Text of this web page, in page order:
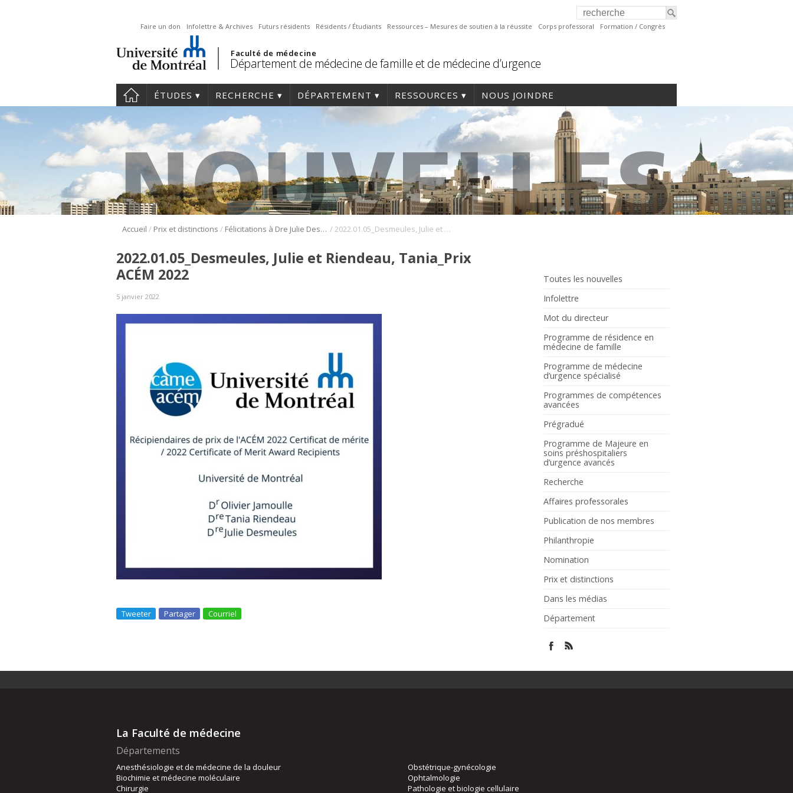
Faire un don Infolettre & Archives Futurs résidents Résidents / Étudiants Ressources – Mesures de soutien à la réussite Corps professoral Formation / Congrès
Faculté de médecine
Département de médecine de famille et de médecine d’urgence
ÉTUDES RECHERCHE DÉPARTEMENT RESSOURCES NOUS JOINDRE
Accueil / Prix et distinctions / Félicitations à Dre Julie Desmeules et Dre Tania Riendeau, lauréates d’un Certificat de mérite de l’ACÉM 2022 pour leur engagement envers l’éducation médicale / 2022.01.05_Desmeules, Julie et Riendeau, Tania_Prix ACÉM 2022
Toutes les nouvelles
Infolettre
Mot du directeur
Programme de résidence en
médecine de famille
Programme de médecine
d’urgence spécialisé
Programmes de compétences
avancées
Prégradué
Programme de Majeure en
soins préshospitaliers
d’urgence avancés
Recherche
Affaires professorales
Publication de nos membres
Philanthropie
Nomination
Prix et distinctions
Dans les médias
Département
2022.01.05_Desmeules, Julie et Riendeau, Tania_Prix
ACÉM 2022
5 janvier 2022
Tweeter Partager Courriel
La Faculté de médecine
Départements
Anesthésiologie et de médecine de la douleur
Biochimie et médecine moléculaire
Chirurgie
Obstétrique-gynécologie
Ophtalmologie
Pathologie et biologie cellulaire